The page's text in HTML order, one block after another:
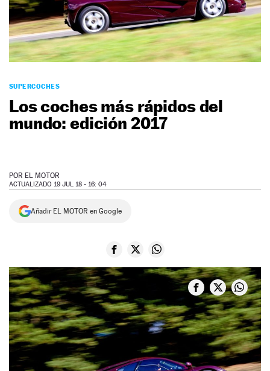
NEWSLETTER
SÍGUENOS
SUPERCOCHES
Los coches más rápidos del
mundo: edición 2017
POR EL MOTOR
ACTUALIZADO 19 JUL 18 - 16: 04
Añadir EL MOTOR en Google